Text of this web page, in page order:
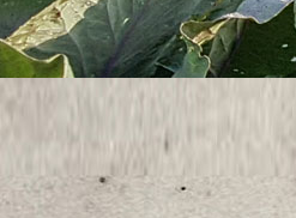
je što je Zaklada Adris ove godine
projekata odabrala baš
prezentaciju u sklopu Svečane
17. natječajnog ciklusa
projekta „Velika stabla
održala je Mirela Uzelac Božac,
i turizam. Suradnici na
i dr.sc. Danijela Poljuha s